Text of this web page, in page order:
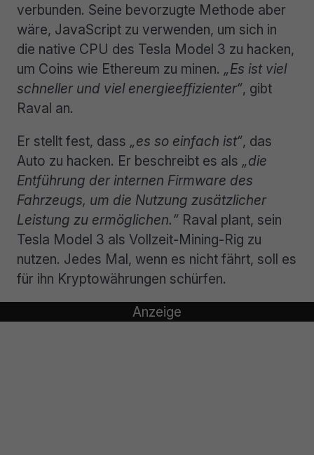
verbunden. Seine bevorzugte Methode aber
wäre, JavaScript zu verwenden, um sich in
die native CPU des Tesla Model 3 zu hacken,
um Coins wie Ethereum zu minen. „Es ist viel
schneller und viel energieeffizienter“, gibt
Raval an.
Er stellt fest, dass „es so einfach ist“, das
Auto zu hacken. Er beschreibt es als „die
Entführung der internen Firmware des
Fahrzeugs, um die Nutzung zusätzlicher
Leistung zu ermöglichen.“ Raval plant, sein
Tesla Model 3 als Vollzeit-Mining-Rig zu
nutzen. Jedes Mal, wenn es nicht fährt, soll es
für ihn Kryptowährungen schürfen.